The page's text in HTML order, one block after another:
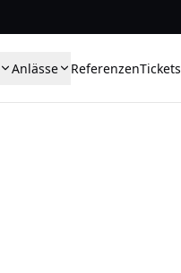
Anlässe ReferenzenTickets